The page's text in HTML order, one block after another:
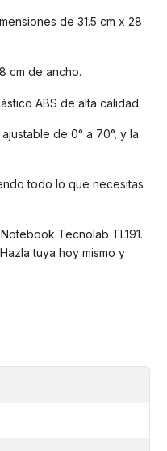
de 31.5 cm x 28
cm de ancho.
ABS de alta calidad.
de 0° a 70°, y la
todo lo que necesitas
Tecnolab TL191.
tuya hoy mismo y